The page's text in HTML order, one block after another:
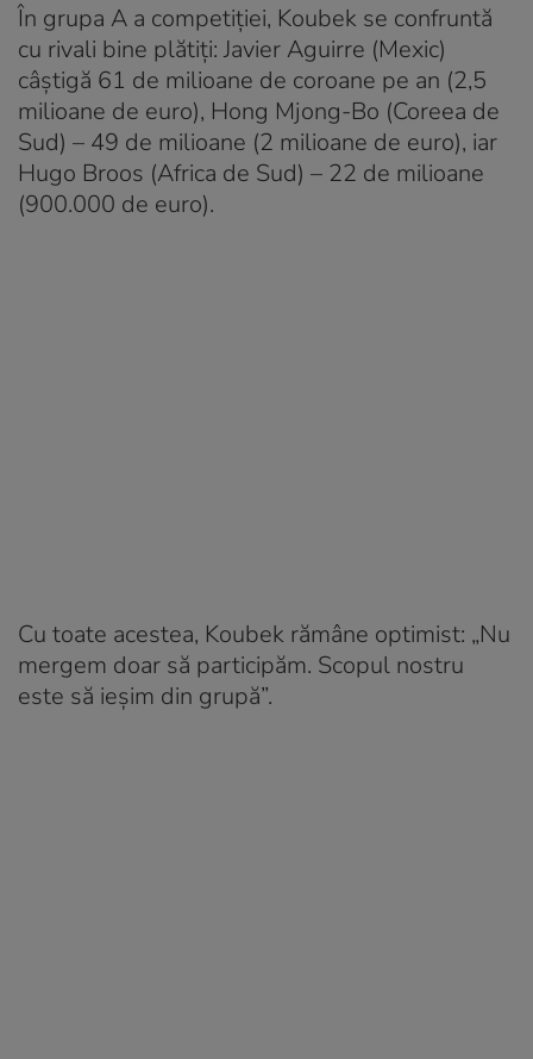
În grupa A a competiției, Koubek se confruntă
cu rivali bine plătiți: Javier Aguirre (Mexic)
câștigă 61 de milioane de coroane pe an (2,5
milioane de euro), Hong Mjong-Bo (Coreea de
Sud) – 49 de milioane (2 milioane de euro), iar
Hugo Broos (Africa de Sud) – 22 de milioane
(900.000 de euro).
Cu toate acestea, Koubek rămâne optimist: „Nu
mergem doar să participăm. Scopul nostru
este să ieșim din grupă”.